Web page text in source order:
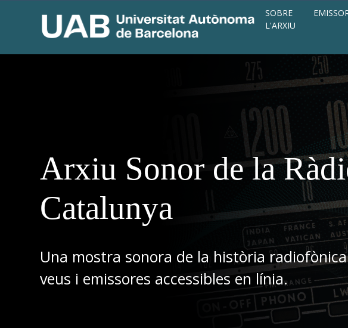
SOBRE
L'ARXIU
Arxiu Sonor de la
Catalunya
Una mostra sonora de la història
veus i emissores accessibles en línia.